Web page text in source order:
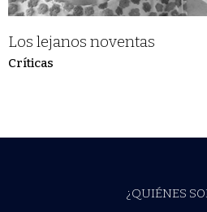
Los lejanos noventas
Críticas
¿QUIÉNES